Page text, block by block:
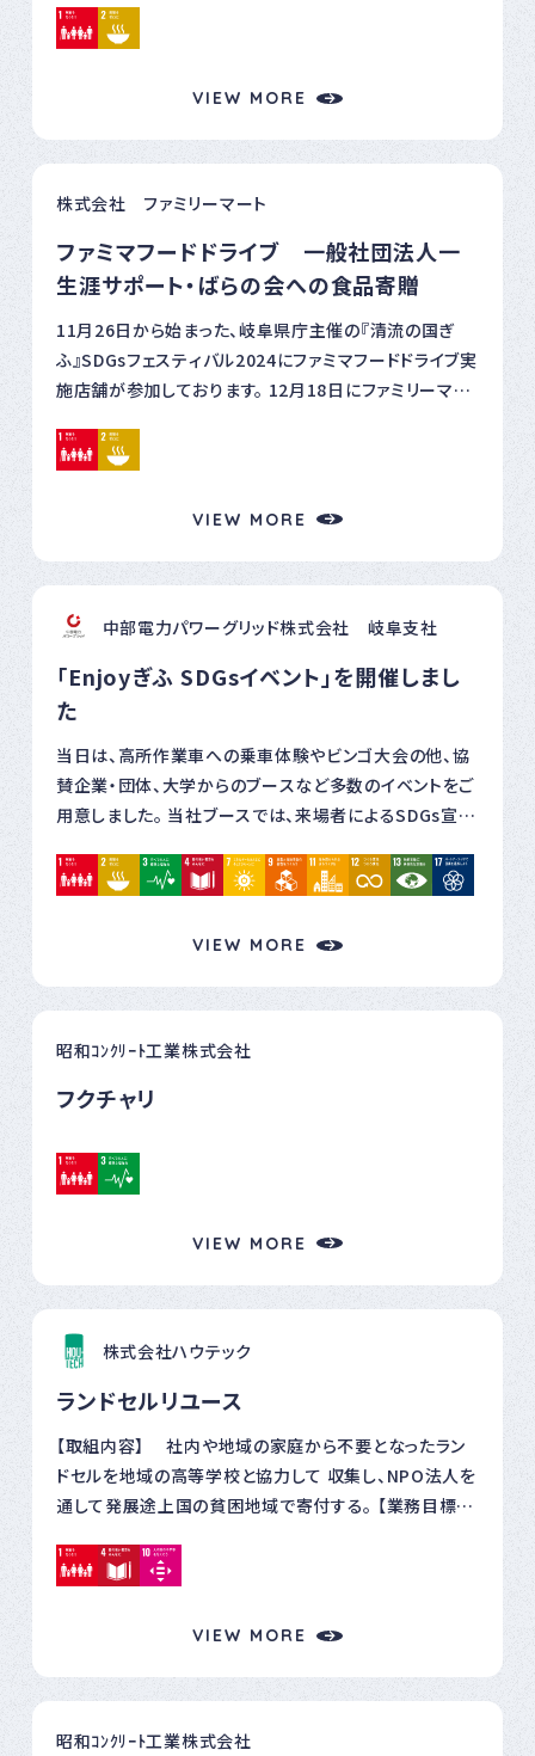
原営業所尾関所長とファミリーマート加茂八百津店 岩
八百津町社会福祉協議会様とは、八百津町で3店舗ファ
で、6.5キロの食品寄贈を行いました。 ■ファミマフードド
https://www.family.co.jp/sustainability/fooddr
VIEW MORE
株式会社 ファミリーマート
ファミマフードドライブ 一般社団法人一
生涯サポート・ばらの会への食品寄贈
11月26日から始まった、岐阜県庁主催の『清流の国ぎ
ふ』SDGsフェスティバル2024にファミマフードドライブ実
施店舗が参加しております。 12月18日にファミリーマー
会様に、岐阜北営業所村瀬所長とファミリーマート北方
加茂店小島オーナーから食品寄贈を実施しましたのでご
報告します。 一般社団法人一生涯サポート・ばらの会様
しております。 2024年3月から8月で、90キロの食品寄贈
https://www.family.co.jp/sustainability/fooddr
VIEW MORE
中部電力パワーグリッド株式会社 岐阜支社
「Enjoyぎふ SDGsイベント」を開催しまし
た
当日は、高所作業車への乗車体験やビンゴ大会の他、協
賛企業・団体、大学からのブースなど多数のイベントをご
用意しました。 当社ブースでは、来場者によるSDGs宣
たバードコール（鳥笛）作り、SDGsクレーンゲーム、再エ
ス・当社公式Xのご案内などを実施しました。
＞ また、環境に配慮して、会場で使用する全ての電気を
から供給しました。＜電気自動車からゴールで使用する
送風機へ電源供給＞ このイベントを通じて、多くのファミ
リー層に『楽しみながら「SDGsに触れて、感じて、興味・
ひとつの“きっかけ”としていただく』ことができました。お
しにしない」などの声もいただくことができました。 当社
信を積極的に展開してまいります。
VIEW MORE
昭和ｺﾝｸﾘｰﾄ工業株式会社
フクチャリ
VIEW MORE
株式会社ハウテック
ランドセルリユース
【取組内容】 社内や地域の家庭から不要となったラン
ドセルを地域の高等学校と協力して 収集し、NPO法人を
通して発展途上国の貧困地域で寄付する。 【業務目標】
果】 地元高等学校との連携 NPO法人JIYU様を通し、フ
具の支援 各新聞社に記事掲載
VIEW MORE
昭和ｺﾝｸﾘｰﾄ工業株式会社